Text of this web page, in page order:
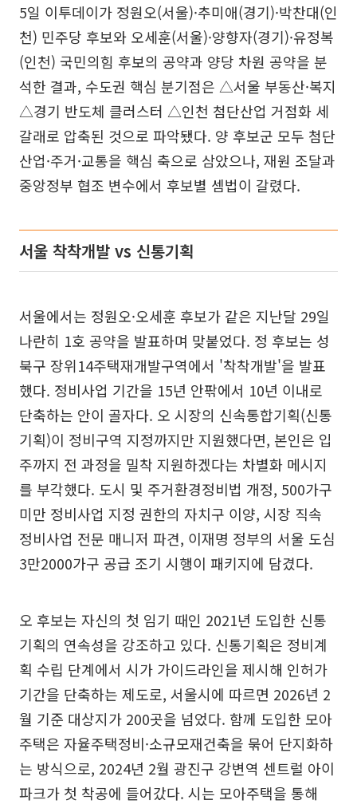
5일 이투데이가 정원오(서울)·추미애(경기)·박찬대(인
천) 민주당 후보와 오세훈(서울)·양향자(경기)·유정복
(인천) 국민의힘 후보의 공약과 양당 차원 공약을 분
석한 결과, 수도권 핵심 분기점은 △서울 부동산·복지
△경기 반도체 클러스터 △인천 첨단산업 거점화 세
갈래로 압축된 것으로 파악됐다. 양 후보군 모두 첨단
산업·주거·교통을 핵심 축으로 삼았으나, 재원 조달과
중앙정부 협조 변수에서 후보별 셈법이 갈렸다.
서울 착착개발 vs 신통기획
서울에서는 정원오·오세훈 후보가 같은 지난달 29일
나란히 1호 공약을 발표하며 맞붙었다. 정 후보는 성
북구 장위14주택재개발구역에서 '착착개발'을 발표
했다. 정비사업 기간을 15년 안팎에서 10년 이내로
단축하는 안이 골자다. 오 시장의 신속통합기획(신통
기획)이 정비구역 지정까지만 지원했다면, 본인은 입
주까지 전 과정을 밀착 지원하겠다는 차별화 메시지
를 부각했다. 도시 및 주거환경정비법 개정, 500가구
미만 정비사업 지정 권한의 자치구 이양, 시장 직속
정비사업 전문 매니저 파견, 이재명 정부의 서울 도심
3만2000가구 공급 조기 시행이 패키지에 담겼다.
오 후보는 자신의 첫 임기 때인 2021년 도입한 신통
기획의 연속성을 강조하고 있다. 신통기획은 정비계
획 수립 단계에서 시가 가이드라인을 제시해 인허가
기간을 단축하는 제도로, 서울시에 따르면 2026년 2
월 기준 대상지가 200곳을 넘었다. 함께 도입한 모아
주택은 자율주택정비·소규모재건축을 묶어 단지화하
는 방식으로, 2024년 2월 광진구 강변역 센트럴 아이
파크가 첫 착공에 들어갔다. 시는 모아주택을 통해